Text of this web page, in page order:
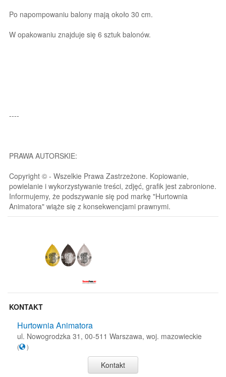
Po napompowaniu balony mają około 30 cm.
W opakowaniu znajduje się 6 sztuk balonów.
----
PRAWA AUTORSKIE:
Copyright © - Wszelkie Prawa Zastrzeżone. Kopiowanie,
powielanie i wykorzystywanie treści, zdjęć, grafik jest zabronione.
Informujemy, że podszywanie się pod markę "Hurtownia
Animatora" wiąże się z konsekwencjami prawnymi.
KONTAKT
Hurtownia Animatora
ul. Nowogrodzka 31, 00-511 Warszawa, woj. mazowieckie
( )
Kontakt